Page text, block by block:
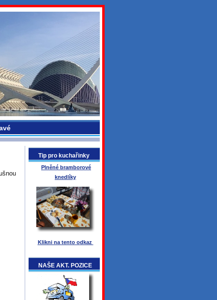
Tip pro kuchařinky
Plněné bramborové
knedlíky
Klikni na tento odkaz
NAŠE AKT. POZICE